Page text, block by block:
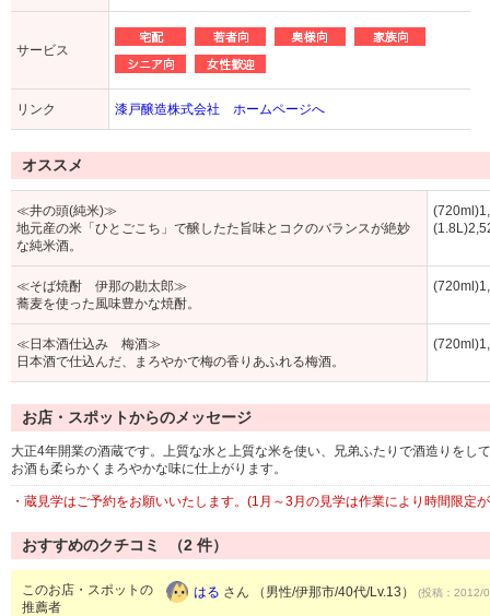
サービス
リンク 漆戸醸造株式会社 ホームページへ
オススメ
≪井の頭(純米)≫
地元産の米「ひとごこち」で醸したた旨味とコクのバランスが絶妙
な純米酒。
≪そば焼酎 伊那の勘太郎≫
蕎麦を使った風味豊かな焼酎。
≪日本酒仕込み 梅酒≫
日本酒で仕込んだ、まろやかで梅の香りあふれる梅酒。
お店・スポットからのメッセージ
大正4年開業の酒蔵です。上質な水と上質な米を使い、兄弟ふたりで酒造りをし
お酒も柔らかくまろやかな味に仕上がります。
・蔵見学はご予約をお願いいたします。(1月～3月の見学は作業により時間限定
おすすめのクチコミ （2 件）
このお店・スポットの
推薦者
はる さん （男性/伊那市/40代/Lv.13） (投稿：2012/